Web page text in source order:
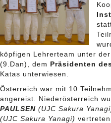
köpfigen Lehrerteam unter
(9.Dan), dem Präsidenten
Katas unterwiesen.
Österreich war mit 10
angereist. Niederösterreich
PAULSEN (UJC Sakura
(UJC Sakura Yanagi) vertreten.